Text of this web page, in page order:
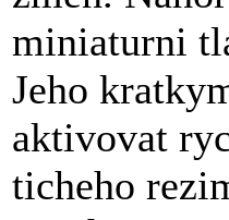
miniaturni
Jeho
aktivovat
ticheho